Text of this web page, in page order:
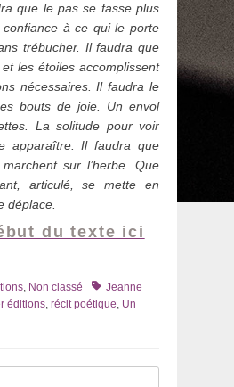
que le pas se fasse plus
confiance à ce qui le porte
trébucher. Il faudra que
les étoiles accomplissent
nécessaires. Il faudra le
bouts de joie. Un envol
La solitude pour voir
apparaître. Il faudra que
sur l’herbe. Que
articulé, se mette en
déplace.
du texte ici
, Non classé TagsJeanne
éditions, récit poétique, Un